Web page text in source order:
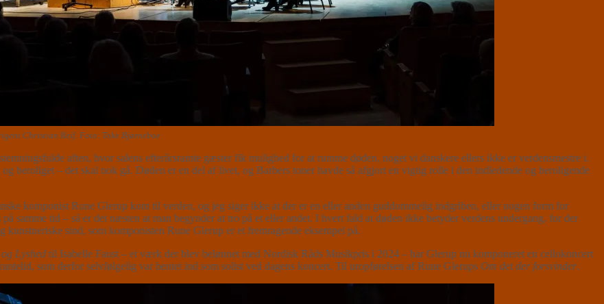
Christian Reif. Foto: Toke Bjørneboe
aften, hvor salens efterårsramte gæster fik mulighed for at rumme døden, noget vi danskere ellers ikke er verdensmestre i.
beroliget – det skal nok gå. Døden er en del af livet, og Barbers toner havde så afgjort en vigtig rolle i den indledende og beroligende
komponist Rune Glerup kom til verden, og jeg siger ikke at der er en eller anden guddommelig indgriben, eller nogen form for
samme tid – så er det næsten at man begynder at tro på et eller andet. I hvert fald at døden ikke betyder verdens undergang, for der
sind, som komponisten Rune Glerup er et fremragende eksempel på.
Lyshed til Isabelle Faust – et værk der blev belønnet med Nordisk Råds Musikpris i 2024 – har Glerup nu komponeret en cellokoncert
som derfor selvfølgelig var hentet ind som solist ved dagens koncert. Til uropførelsen af Rune Glerups Om det der forsvinder.